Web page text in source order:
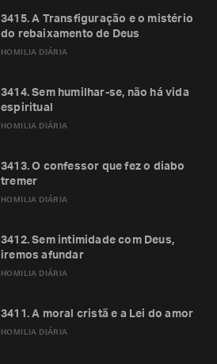
HOMILIA DIÁRIA
3415. A Transfiguração e o mistério
do rebaixamento de Deus
HOMILIA DIÁRIA
3414. Sem humilhar-se, não há vida
espiritual
HOMILIA DIÁRIA
3413. O confessor que fez o diabo
tremer
HOMILIA DIÁRIA
3412. Sem intimidade com Deus,
iremos afundar
HOMILIA DIÁRIA
3411. A moral cristã e a Lei do amor